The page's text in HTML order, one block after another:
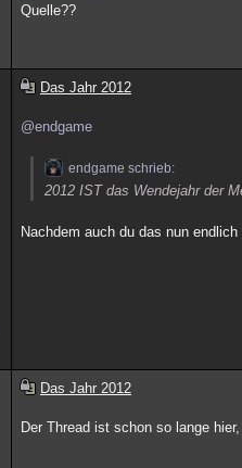
Quelle??
Das Jahr 2012
@endgame
endgame schrieb:
2012 IST das Wendejahr der
Nachdem auch du das nun
Das Jahr 2012
Der Thread ist schon so lange